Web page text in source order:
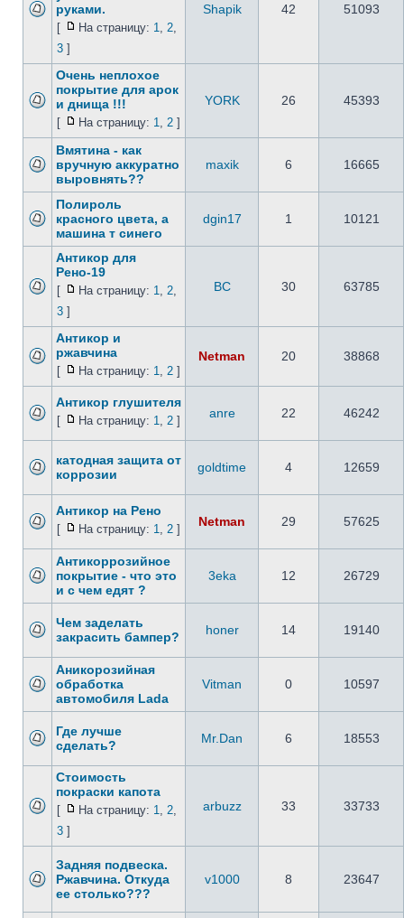
руками.
[ На страницу: 1, 2,
3 ]
Shapik 42 51093
Очень неплохое
покрытие для арок
и днища !!!
[ На страницу: 1, 2 ]
YORK 26 45393
Вмятина - как
вручную аккуратно
выровнять??
maxik 6 16665
Полироль
красного цвета, а
машина т синего
dgin17 1 10121
Антикор для
Рено-19
[ На страницу: 1, 2,
3 ]
ВС 30 63785
Антикор и
ржавчина
[ На страницу: 1, 2 ]
Netman 20 38868
Антикор глушителя
[ На страницу: 1, 2 ]
anre 22 46242
катодная защита от
коррозии
goldtime 4 12659
Антикор на Рено
[ На страницу: 1, 2 ]
Netman 29 57625
Антикоррозийное
покрытие - что это
и с чем едят ?
3eka 12 26729
Чем заделать
закрасить бампер?
honer 14 19140
Аникорозийная
обработка
автомобиля Lada
Vitman 0 10597
Где лучше
сделать?
Mr.Dan 6 18553
Стоимость
покраски капота
[ На страницу: 1, 2,
3 ]
arbuzz 33 33733
Задняя подвеска.
Ржавчина. Откуда
ее столько???
v1000 8 23647